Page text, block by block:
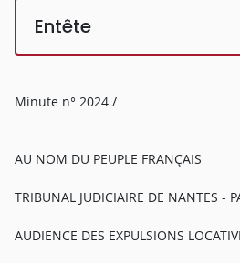
Entête
Minute n° 2024 /
AU NOM DU PEUPLE FRANÇAIS
TRIBUNAL JUDICIAIRE DE NANTES -
AUDIENCE DES EXPULSIONS